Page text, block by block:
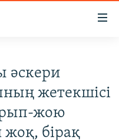
әскери
жетекшісі
жою
жоқ, бірақ